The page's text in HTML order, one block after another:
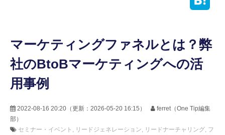
料金プラン
セミナー
マーケティングファネルとは？弊
社のBtoBマーケティングへの活
用事例
2022-08-16 20:20 （更新： 2026-05-20 16:15 ）
ferret（One Tip編集
部）
セミナー・イベント
リードジェネレーション リードナーチャリング フ